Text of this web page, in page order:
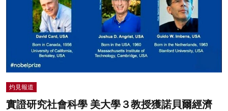
影片
名家榜
灼見活動
灼見報道
實證研究社會科學 美大學３教授獲諾貝爾經濟